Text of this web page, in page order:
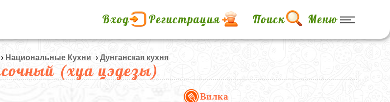
Вход Регистрация Поиск Меню
› Национальные Кухни ›Дунганская кухня
(хуа цэдезы)
Вилка